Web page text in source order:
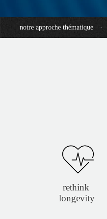
UHNWI grands patrimoines.
notre approche thématique ·